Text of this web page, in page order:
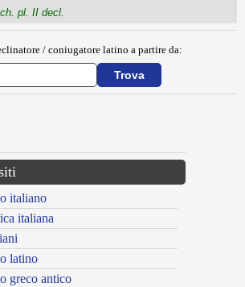
pl. II decl.
/ coniugatore latino a partire da:
italiano
italiana
latino
greco antico